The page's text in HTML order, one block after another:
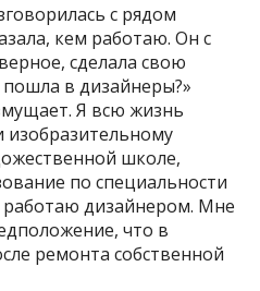
с рядом
кем работаю. Он с
сделала свою
пошла в дизайнеры?»
Я всю жизнь
изобразительному
школе,
по специальности
работаю дизайнером. Мне
что в
ремонта собственной